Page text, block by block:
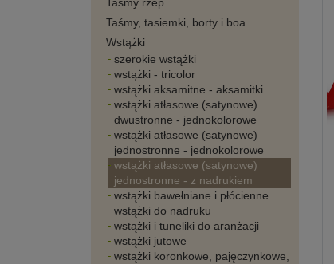
Taśmy, tasiemki, borty i boa
Wstążki
szerokie wstążki
wstążki - tricolor
wstążki aksamitne - aksamitki
wstążki atłasowe (satynowe)
dwustronne - jednokolorowe
wstążki atłasowe (satynowe)
jednostronne - jednokolorowe
wstążki atłasowe (satynowe)
jednostronne - z nadrukiem
wstążki bawełniane i płócienne
wstążki do nadruku
wstążki i tuneliki do aranżacji
wstążki jutowe
wstążki koronkowe, pajęczynkowe,